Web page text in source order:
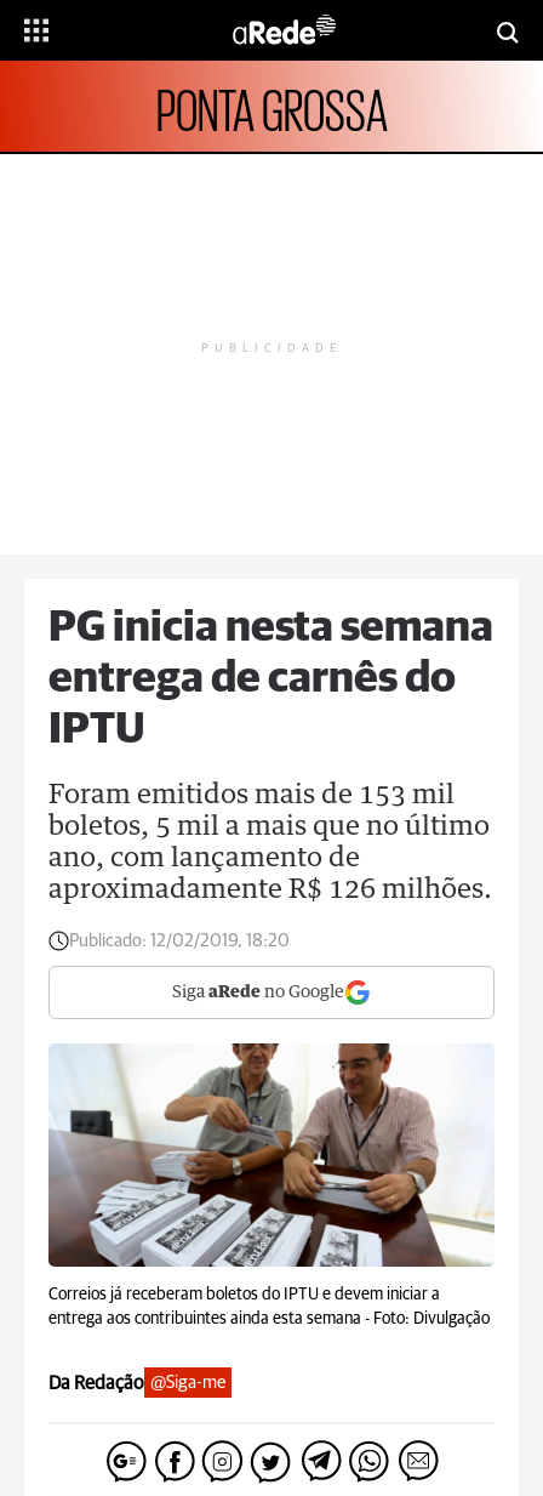
PONTA GROSSA
PUBLICIDADE
PG inicia nesta semana
entrega de carnês do
IPTU
Foram emitidos mais de 153 mil
boletos, 5 mil a mais que no último
ano, com lançamento de
aproximadamente R$ 126 milhões.
Publicado: 12/02/2019, 18:20
Siga aRede no Google
Correios já receberam boletos do IPTU e devem iniciar a
entrega aos contribuintes ainda esta semana - Foto: Divulgação
Da Redação @Siga-me